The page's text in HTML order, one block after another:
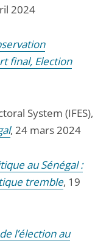
2024
final, Election
System (IFES),
, 24 mars 2024
au Sénégal :
tremble, 19
l’élection au